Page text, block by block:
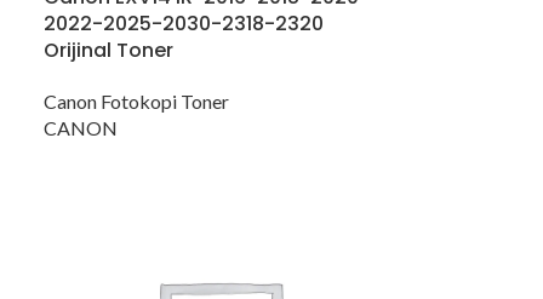
2022-2025-2030-2318-2320
Orijinal Toner
Canon Fotokopi Toner
CANON